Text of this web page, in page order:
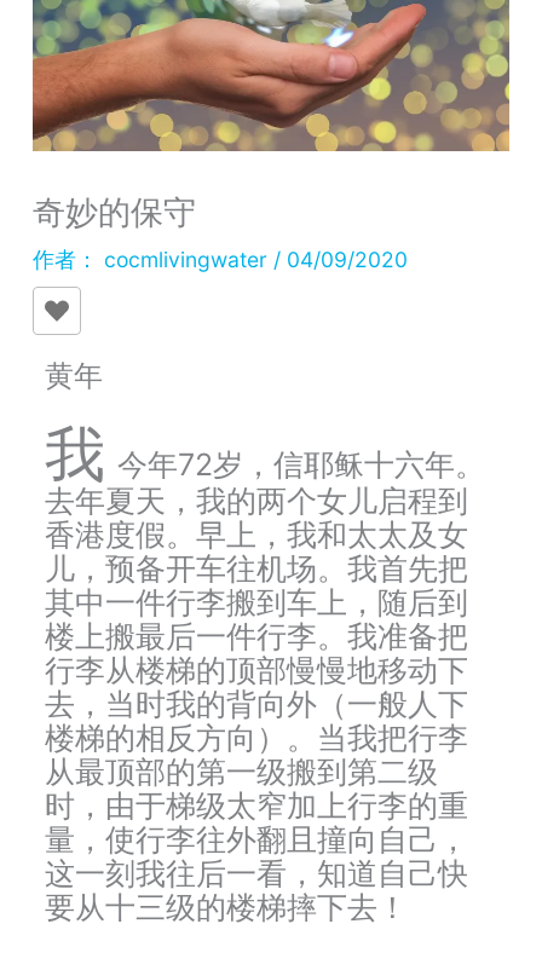
奇妙的保守
作者： cocmlivingwater / 04/09/2020
黄年
我 今年72岁，信耶稣十六年。
去年夏天，我的两个女儿启程到
香港度假。早上，我和太太及女
儿，预备开车往机场。我首先把
其中一件行李搬到车上，随后到
楼上搬最后一件行李。我准备把
行李从楼梯的顶部慢慢地移动下
去，当时我的背向外（一般人下
楼梯的相反方向）。当我把行李
从最顶部的第一级搬到第二级
时，由于梯级太窄加上行李的重
量，使行李往外翻且撞向自己，
这一刻我往后一看，知道自己快
要从十三级的楼梯摔下去！